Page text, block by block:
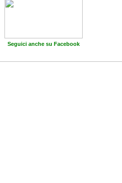
Seguici anche su Facebook